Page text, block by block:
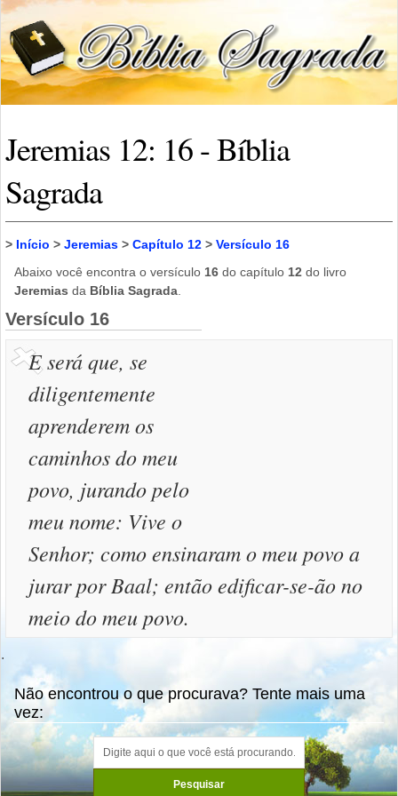
Jeremias 12: 16 - Bíblia
Sagrada
> Início > Jeremias > Capítulo 12 > Versículo 16
Abaixo você encontra o versículo 16 do capítulo 12 do livro
Jeremias da Bíblia Sagrada
Versículo 16
E será que, se
diligentemente
aprenderem os
caminhos do meu
povo, jurando pelo
meu nome: Vive o
Senhor; como ensinaram o meu povo a
jurar por Baal; então edificar-se-ão no
meio do meu povo.
.
Não encontrou o que procurava? Tente mais uma
vez: